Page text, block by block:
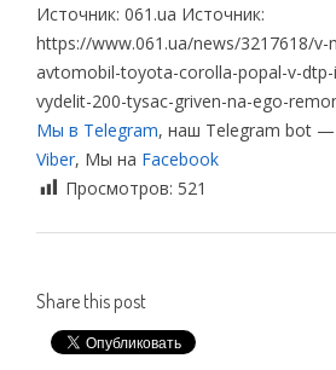
Источник: 061.ua Источник:
https://www.061.ua/news/3217618/v-
avtomobil-toyota-corolla-popal-v-
vydelit-200-tysac-griven-na-ego-
Мы в Telegram, наш Telegram bot
Viber, Мы на Facebook
Просмотров: 521
Share this post